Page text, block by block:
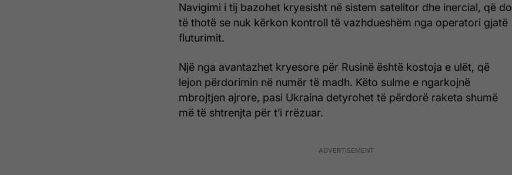
Navigimi i tij bazohet kryesisht në sistem satelitor dhe inercial, që do
të thotë se nuk kërkon kontroll të vazhdueshëm nga operatori gjatë
fluturimit.
Një nga avantazhet kryesore për Rusinë është kostoja e ulët, që
lejon përdorimin në numër të madh. Këto sulme e ngarkojnë
mbrojtjen ajrore, pasi Ukraina detyrohet të përdorë raketa shumë
më të shtrenjta për t’i rrëzuar.